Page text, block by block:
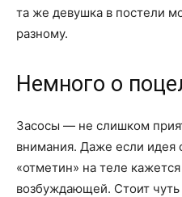
та же девушка в постели
разному.
Немного о
Засосы — не слишком
внимания. Даже если идея
«отметин» на теле
возбуждающей. Стоит